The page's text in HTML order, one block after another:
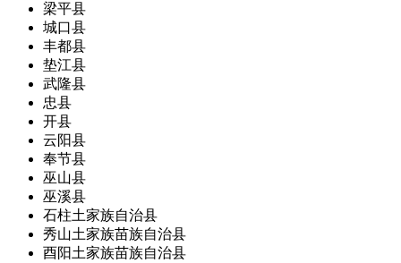
梁平县
城口县
丰都县
垫江县
武隆县
忠县
开县
云阳县
奉节县
巫山县
巫溪县
石柱土家族自治县
秀山土家族苗族自治县
酉阳土家族苗族自治县